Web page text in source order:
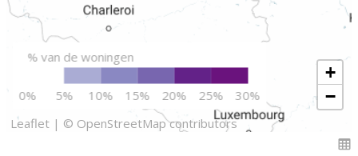
Leaflet | © OpenStreetMap contributors
+
−
% van de woningen
0% 5% 10% 15% 20% 25% 30%